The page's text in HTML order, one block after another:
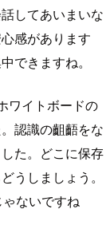
してあいまいな
感があります
できますね。
ワイトボードの
認識の齟齬をな
た。どこに保存
うしましょう。
ないですね